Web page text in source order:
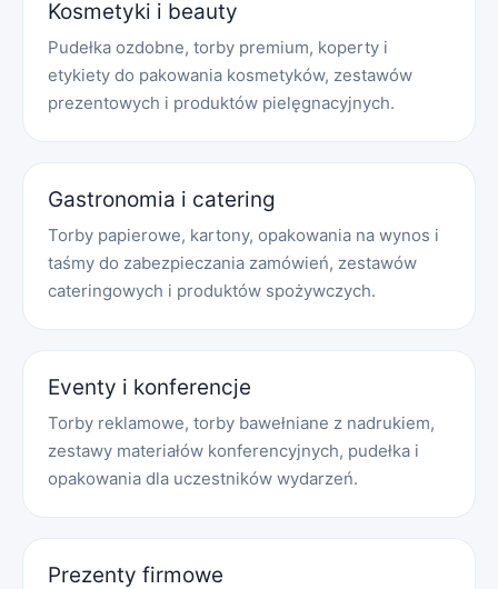
Kosmetyki i beauty
Pudełka ozdobne, torby premium, koperty i
etykiety do pakowania kosmetyków, zestawów
prezentowych i produktów pielęgnacyjnych.
Gastronomia i catering
Torby papierowe, kartony, opakowania na wynos i
taśmy do zabezpieczania zamówień, zestawów
cateringowych i produktów spożywczych.
Eventy i konferencje
Torby reklamowe, torby bawełniane z nadrukiem,
zestawy materiałów konferencyjnych, pudełka i
opakowania dla uczestników wydarzeń.
Prezenty firmowe